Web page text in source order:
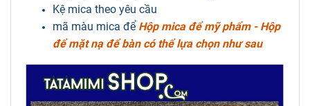
Kệ mica theo yêu cầu
mã màu mica để Hộp mica để mỹ phẩm - Hộp
để mặt nạ để bàn có thể lựa chọn như sau